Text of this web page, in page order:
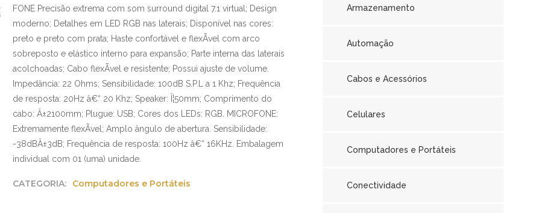
FONE Precisão extrema com som surround digital 7.1 virtual; Design
moderno; Detalhes em LED RGB nas laterais; Disponível nas cores:
preto e preto com prata; Haste confortável e flexÃ­vel com arco
sobreposto e elástico interno para expansão; Parte interna das laterais
acolchoadas; Cabo flexÃ­vel e resistente; Possui ajuste de volume.
Impedância: 22 Ohms; Sensibilidade: 100dB S.P.L a 1 Khz; Frequência
de resposta: 20Hz â€“ 20 Khz; Speaker: Î¦50mm; Comprimento do
cabo: Â±2100mm; Plugue: USB; Cores dos LEDs: RGB. MICROFONE:
Extremamente flexÃ­vel; Amplo ângulo de abertura. Sensibilidade:
-38dBÂ±3dB; Frequência de resposta: 100Hz â€“ 16KHz. Embalagem
individual com 01 (uma) unidade.
CATEGORIA: Computadores e Portáteis
Armazenamento
Automação
Cabos e Acessórios
Celulares
Computadores e Portáteis
Conectividade